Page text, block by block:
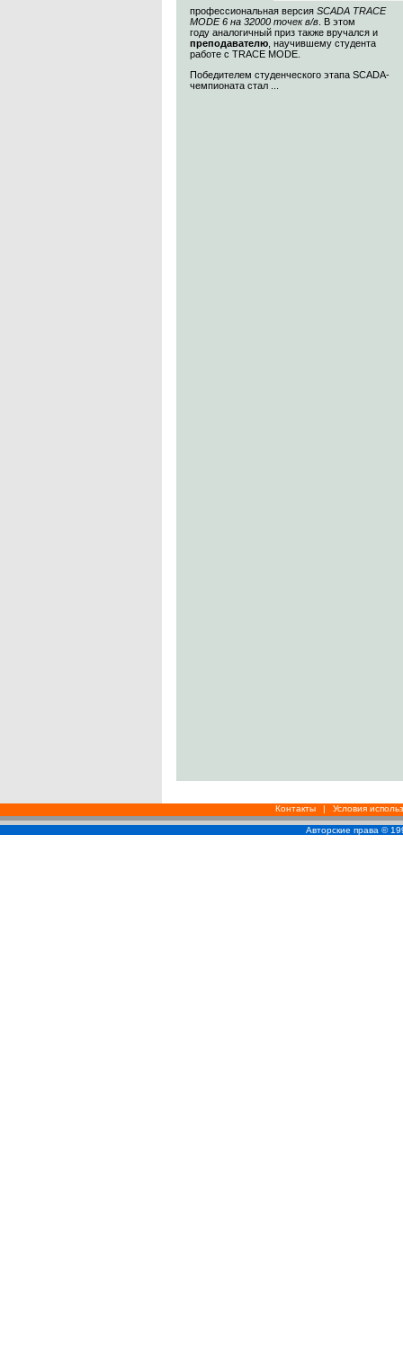
профессиональная версия SCADA TRACE
MODE 6 на 32000 точек в/в . В этом
году аналогичный приз также вручался и
преподавателю , научившему студента
работе с TRACE MODE.
Победителем студенческого этапа SCADA-
чемпионата стал ...
Контакты | Условия
Авторские права ©